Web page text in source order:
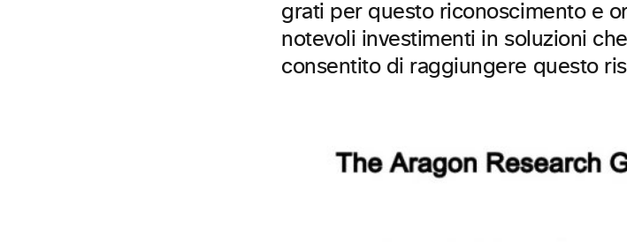
grati per questo riconoscimento e
notevoli investimenti in soluzioni
consentito di raggiungere questo